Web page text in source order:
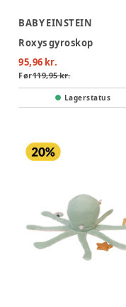
BABY EINSTEIN
Roxys gyroskop
95,96 kr.
Før119,95 kr.
Lagerstatus